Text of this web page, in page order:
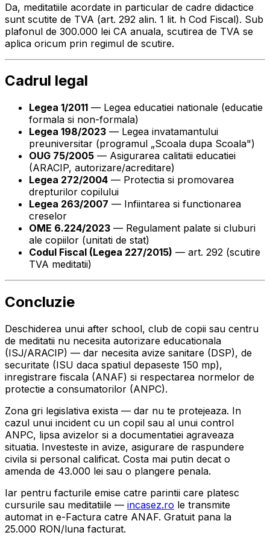
Da, meditatiile acordate in particular de cadre didactice
sunt scutite de TVA (art. 292 alin. 1 lit. h Cod Fiscal). Sub
plafonul de 300.000 lei CA anuala, scutirea de TVA se
aplica oricum prin regimul de scutire.
Cadrul legal
Legea 1/2011 — Legea educatiei nationale (educatie
formala si non-formala)
Legea 198/2023 — Legea invatamantului
preuniversitar (programul „Scoala dupa Scoala")
OUG 75/2005 — Asigurarea calitatii educatiei
(ARACIP, autorizare/acreditare)
Legea 272/2004 — Protectia si promovarea
drepturilor copilului
Legea 263/2007 — Infiintarea si functionarea
creselor
OME 6.224/2023 — Regulament palate si cluburi
ale copiilor (unitati de stat)
Codul Fiscal (Legea 227/2015) — art. 292 (scutire
TVA meditatii)
Concluzie
Deschiderea unui after school, club de copii sau centru
de meditatii nu necesita autorizare educationala
(ISJ/ARACIP) — dar necesita avize sanitare (DSP), de
securitate (ISU daca spatiul depaseste 150 mp),
inregistrare fiscala (ANAF) si respectarea normelor de
protectie a consumatorilor (ANPC).
Zona gri legislativa exista — dar nu te protejeaza. In
cazul unui incident cu un copil sau al unui control
ANPC, lipsa avizelor si a documentatiei agraveaza
situatia. Investeste in avize, asigurare de raspundere
civila si personal calificat. Costa mai putin decat o
amenda de 43.000 lei sau o plangere penala.
Iar pentru facturile emise catre parintii care platesc
cursurile sau meditatiile — incasez.ro le transmite
automat in e-Factura catre ANAF. Gratuit pana la
25.000 RON/luna facturat.